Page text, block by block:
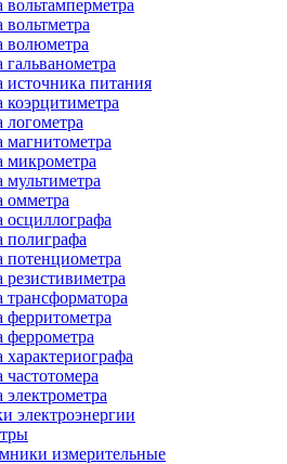
вольтамперметра
волюметра
гальванометра
источника питания
коэрцитиметра
логометра
магнитометра
микрометра
мультиметра
омметра
осциллографа
полиграфа
потенциометра
резистивиметра
трансформатора
ферритометра
феррометра
характериографа
электроэнергии
измерительные